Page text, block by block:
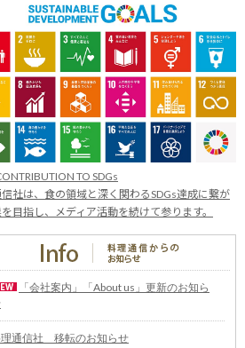
TO SDGs
社は、食の領域と深く関わるSDGs達成に繋が
目指し、メディア活動を続けて参ります。
「会社案内」「About us」更新のお知ら
通信社 移転のお知らせ